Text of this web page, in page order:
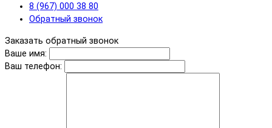
8 (967) 000 38 80
Обратный звонок
Заказать обратный звонок
Ваше имя:
Ваш телефон: